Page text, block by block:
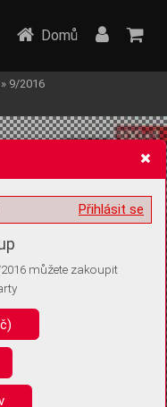
informací
ukládat žádné informace
o souhlas s
Domů
» 9/2016
Přihlásit se
můžete zakoupit